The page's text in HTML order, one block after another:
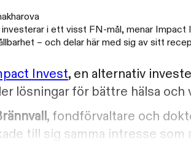
i ett visst FN-mål, menar Impact
– och delar här med sig av sitt
Invest, en alternativ
lösningar för bättre hälsa och
, fondförvaltare och
till sig samma intresse som